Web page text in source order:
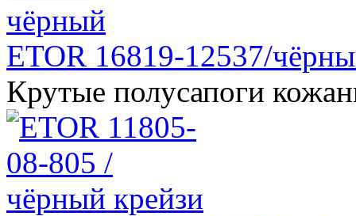
ETOR 16819-12537/
Крутые полусапоги